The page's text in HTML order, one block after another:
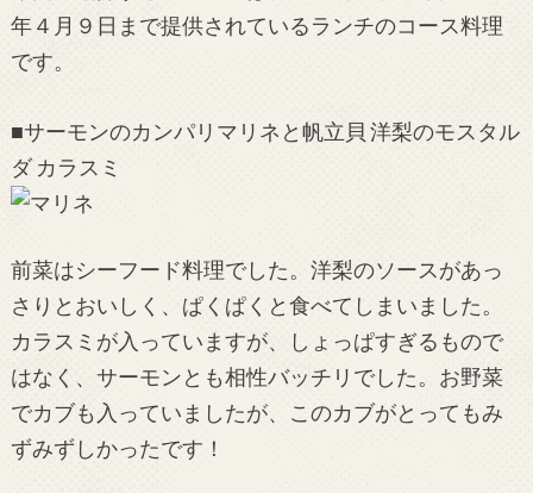
年４月９日まで提供されているランチのコース料理
です。
■サーモンのカンパリマリネと帆立貝 洋梨のモスタル
ダ カラスミ
前菜はシーフード料理でした。洋梨のソースがあっ
さりとおいしく、ぱくぱくと食べてしまいました。
カラスミが入っていますが、しょっぱすぎるもので
はなく、サーモンとも相性バッチリでした。お野菜
でカブも入っていましたが、このカブがとってもみ
ずみずしかったです！